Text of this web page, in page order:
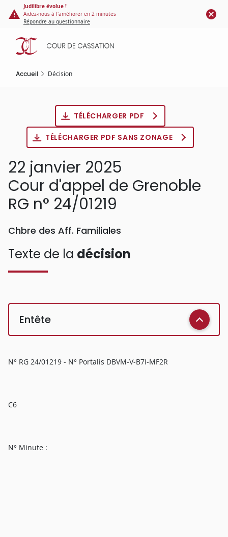
Panneau de gestion des cookies
contenu
principal
Judilibre évolue !
Aidez-nous à l'améliorer en 2 minutes
Répondre au questionnaire
Accueil Décision
TÉLÉCHARGER PDF
TÉLÉCHARGER PDF SANS ZONAGE
22 janvier 2025
Cour d'appel de Grenoble
RG n° 24/01219
Chbre des Aff. Familiales
Texte de la décision
Entête
N° RG 24/01219 - N° Portalis DBVM-V-B7I-MF2R
C6
N° Minute :